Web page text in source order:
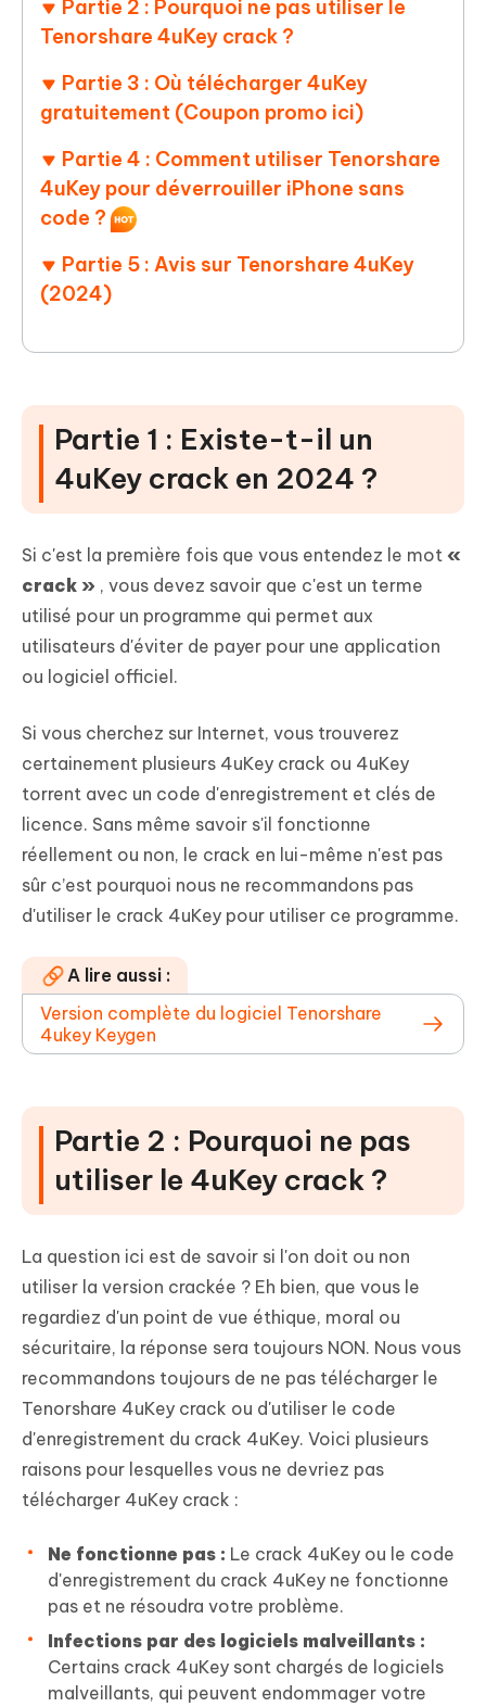
Partie 2 : Pourquoi ne pas utiliser le
Tenorshare 4uKey crack ?
Partie 3 : Où télécharger 4uKey
gratuitement (Coupon promo ici)
Partie 4 : Comment utiliser Tenorshare
4uKey pour déverrouiller iPhone sans
code ?
Partie 5 : Avis sur Tenorshare 4uKey
(2024)
Partie 1 : Existe-t-il un
4uKey crack en 2024 ?
Si c'est la première fois que vous entendez le mot «
crack » , vous devez savoir que c'est un terme
utilisé pour un programme qui permet aux
utilisateurs d'éviter de payer pour une application
ou logiciel officiel.
Si vous cherchez sur Internet, vous trouverez
certainement plusieurs 4uKey crack ou 4uKey
torrent avec un code d'enregistrement et clés de
licence. Sans même savoir s'il fonctionne
réellement ou non, le crack en lui-même n'est pas
sûr c’est pourquoi nous ne recommandons pas
d'utiliser le crack 4uKey pour utiliser ce programme.
A lire aussi :
Version complète du logiciel Tenorshare
4ukey Keygen
Partie 2 : Pourquoi ne pas
utiliser le 4uKey crack ?
La question ici est de savoir si l'on doit ou non
utiliser la version crackée ? Eh bien, que vous le
regardiez d'un point de vue éthique, moral ou
sécuritaire, la réponse sera toujours NON. Nous vous
recommandons toujours de ne pas télécharger le
Tenorshare 4uKey crack ou d'utiliser le code
d'enregistrement du crack 4uKey. Voici plusieurs
raisons pour lesquelles vous ne devriez pas
télécharger 4uKey crack :
Ne fonctionne pas : Le crack 4uKey ou le code
d'enregistrement du crack 4uKey ne fonctionne
pas et ne résoudra votre problème.
Infections par des logiciels malveillants :
Certains crack 4uKey sont chargés de logiciels
malveillants, qui peuvent endommager votre